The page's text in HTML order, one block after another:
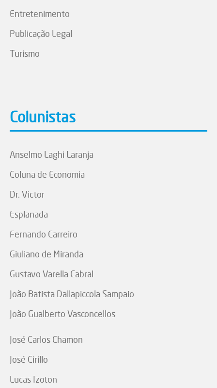
Entretenimento
Publicação Legal
Turismo
Colunistas
Anselmo Laghi Laranja
Coluna de Economia
Dr. Victor
Esplanada
Fernando Carreiro
Giuliano de Miranda
Gustavo Varella Cabral
João Batista Dallapiccola Sampaio
João Gualberto Vasconcellos
José Carlos Chamon
José Cirillo
Lucas Izoton